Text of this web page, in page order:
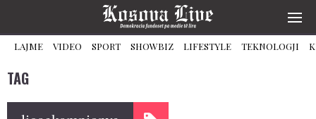
LAJME VIDEO SPORT SHOWBIZ LIFESTYLE TEKNOLOGJI
TAG